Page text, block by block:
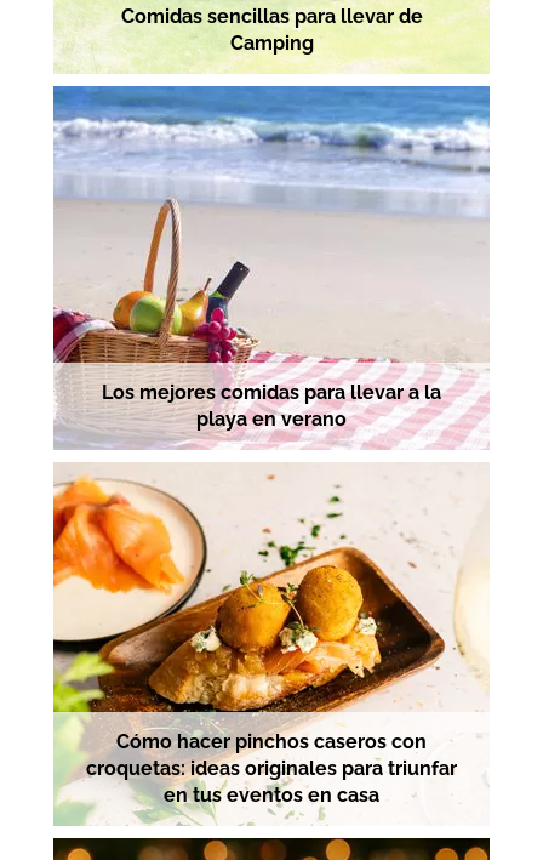
Comidas sencillas para llevar de
Camping
Los mejores comidas para llevar a la
playa en verano
Cómo hacer pinchos caseros con
croquetas: ideas originales para triunfar
en tus eventos en casa